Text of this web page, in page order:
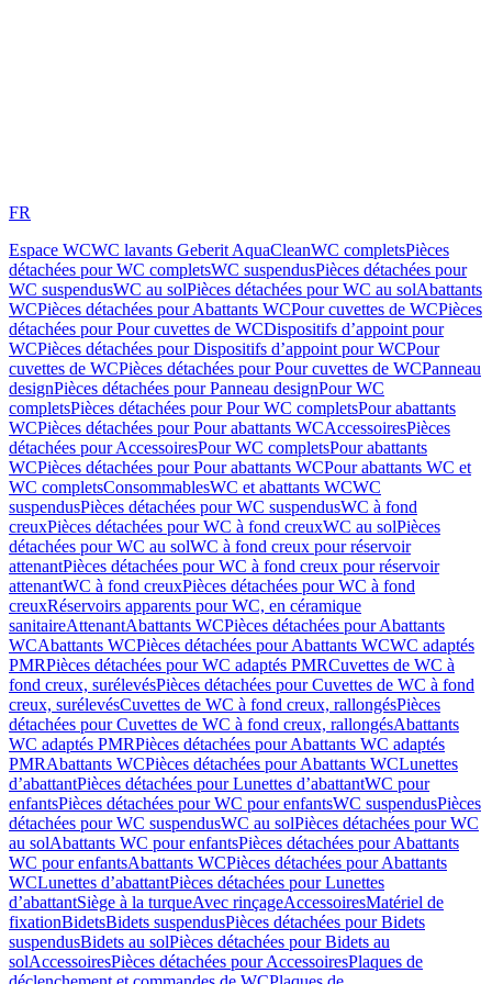
FR
Espace WCWC lavants Geberit AquaCleanWC completsPièces
détachées pour WC completsWC suspendusPièces détachées pour
WC suspendusWC au solPièces détachées pour WC au solAbattants
WCPièces détachées pour Abattants WCPour cuvettes de WCPièces
détachées pour Pour cuvettes de WCDispositifs d’appoint pour
WCPièces détachées pour Dispositifs d’appoint pour WCPour
cuvettes de WCPièces détachées pour Pour cuvettes de WCPanneau
designPièces détachées pour Panneau designPour WC
completsPièces détachées pour Pour WC completsPour abattants
WCPièces détachées pour Pour abattants WCAccessoiresPièces
détachées pour AccessoiresPour WC completsPour abattants
WCPièces détachées pour Pour abattants WCPour abattants WC et
WC completsConsommablesWC et abattants WCWC
suspendusPièces détachées pour WC suspendusWC à fond
creuxPièces détachées pour WC à fond creuxWC au solPièces
détachées pour WC au solWC à fond creux pour réservoir
attenantPièces détachées pour WC à fond creux pour réservoir
attenantWC à fond creuxPièces détachées pour WC à fond
creuxRéservoirs apparents pour WC, en céramique
sanitaireAttenantAbattants WCPièces détachées pour Abattants
WCAbattants WCPièces détachées pour Abattants WCWC adaptés
PMRPièces détachées pour WC adaptés PMRCuvettes de WC à
fond creux, surélevésPièces détachées pour Cuvettes de WC à fond
creux, surélevésCuvettes de WC à fond creux, rallongésPièces
détachées pour Cuvettes de WC à fond creux, rallongésAbattants
WC adaptés PMRPièces détachées pour Abattants WC adaptés
PMRAbattants WCPièces détachées pour Abattants WCLunettes
d’abattantPièces détachées pour Lunettes d’abattantWC pour
enfantsPièces détachées pour WC pour enfantsWC suspendusPièces
détachées pour WC suspendusWC au solPièces détachées pour WC
au solAbattants WC pour enfantsPièces détachées pour Abattants
WC pour enfantsAbattants WCPièces détachées pour Abattants
WCLunettes d’abattantPièces détachées pour Lunettes
d’abattantSiège à la turqueAvec rinçageAccessoiresMatériel de
fixationBidetsBidets suspendusPièces détachées pour Bidets
suspendusBidets au solPièces détachées pour Bidets au
solAccessoiresPièces détachées pour AccessoiresPlaques de